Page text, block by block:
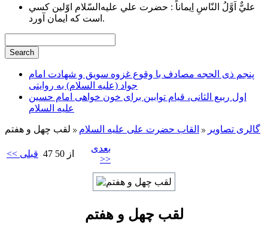
عليٌّ اَوَّلُ النّاسِ اِيماناً : حضرت علي عليه‌السّلام اوّلين كسي
است كه ايمان آورد.
پنجم ذی الحجه مصادف با وقوع غزوه سویق و شهادت امام
جواد (علیه السلام) به روایتی
اول ربیع الثانی، قیام توابین برای خون خواهی امام حسین
علیه السلام
گالری تصاویر القاب حضرت علی علیه السلام لقب چهل و هفتم
<< قبلی 47 از 50
بعدی
>>
لقب چهل و هفتم